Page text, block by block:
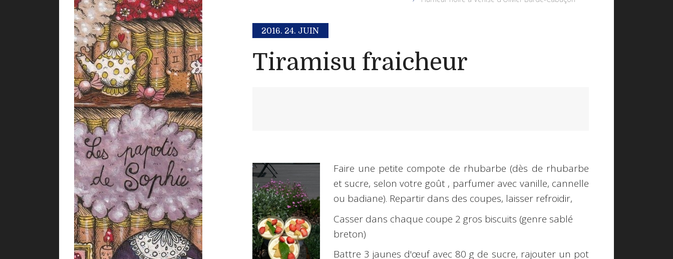
2016. 24. JUIN
Tiramisu fraicheur
Faire une petite compote de rhubarbe (dès de rhubarbe
et sucre, selon votre goût , parfumer avec vanille, cannelle
ou badiane). Repartir dans des coupes, laisser refroidir,
Casser dans chaque coupe 2 gros biscuits (genre sablé
breton)
Battre 3 jaunes d'œuf avec 80 g de sucre, rajouter un pot